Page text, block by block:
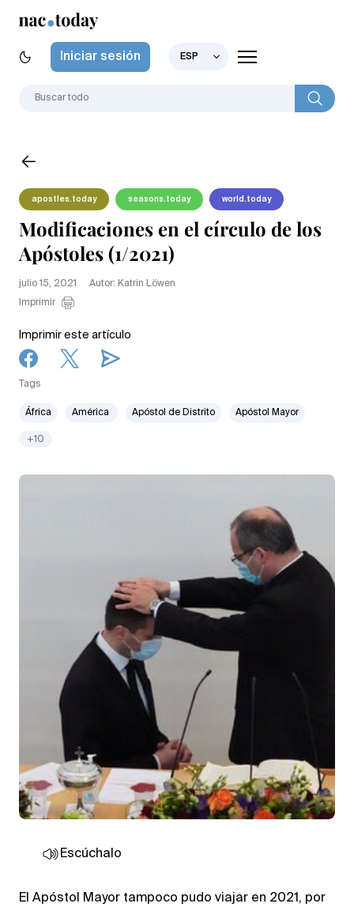
Iniciar sesión ESP
apostles.today seasons.today world.today
Modificaciones en el círculo de los
Apóstoles (1/2021)
julio 15, 2021
Autor: Katrin Löwen
Imprimir
Imprimir este artículo
Tags
África América Apóstol de Distrito Apóstol Mayor
+10
Escúchalo
El Apóstol Mayor tampoco pudo viajar en 2021, por